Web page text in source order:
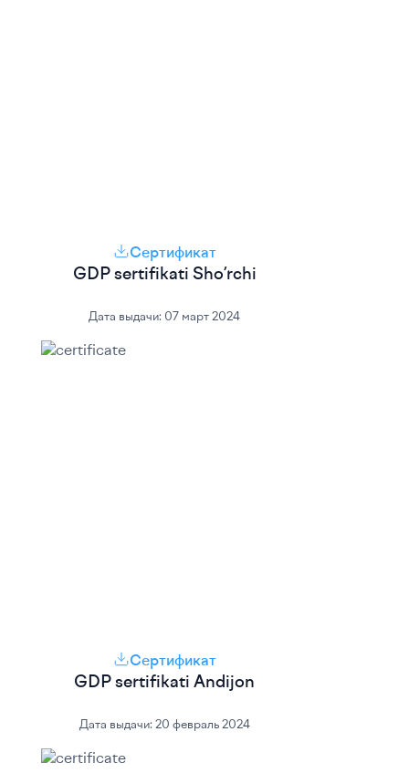
Сертификат
GDP sertifikati Sho’rchi
Дата выдачи: 07 март 2024
Сертификат
GDP sertifikati Andijon
Дата выдачи: 20 февраль 2024